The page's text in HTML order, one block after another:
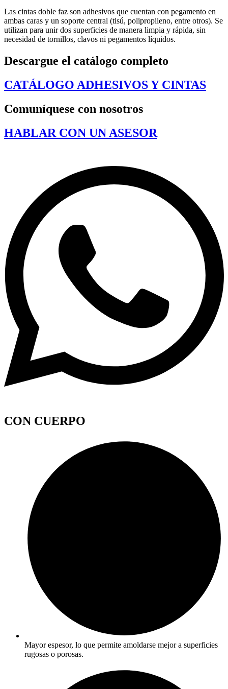
Las cintas doble faz son adhesivos que cuentan con pegamento en
ambas caras y un soporte central (tisú, polipropileno, entre otros). Se
utilizan para unir dos superficies de manera limpia y rápida, sin
necesidad de tornillos, clavos ni pegamentos líquidos.
Descargue el catálogo completo
CATÁLOGO ADHESIVOS Y CINTAS
Comuníquese con nosotros
HABLAR CON UN ASESOR
CON CUERPO
Mayor espesor, lo que permite amoldarse mejor a superficies
rugosas o porosas.